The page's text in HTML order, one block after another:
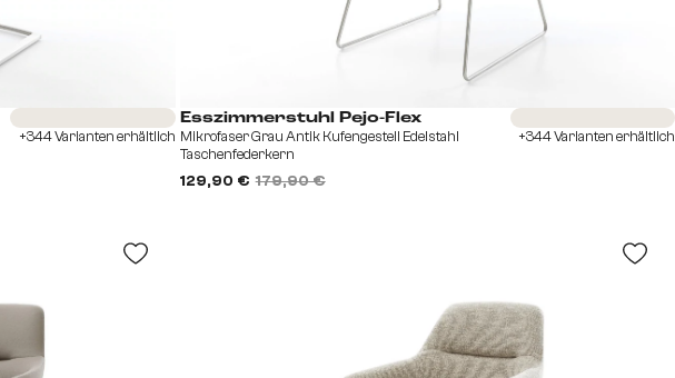
Sofort versandfertig
+344 Varianten erhältlich
Esszimmerstuhl Pejo-Flex
Mikrofaser Grau Antik Kufengestell Edelstahl
Taschenfederkern
129,90 € 179,90 €
Sofort versandfertig
+344 Varianten erhältlich